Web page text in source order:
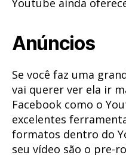
Youtube ainda
Anúncios
Se você faz uma
vai querer ver ela ir
Facebook como o
excelentes
formatos dentro do
seu vídeo são o pre-